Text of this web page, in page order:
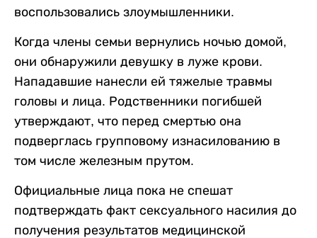
воспользовались злоумышленники.
Когда члены семьи вернулись ночью домой,
они обнаружили девушку в луже крови.
Нападавшие нанесли ей тяжелые травмы
головы и лица. Родственники погибшей
утверждают, что перед смертью она
подверглась групповому изнасилованию в
том числе железным прутом.
Официальные лица пока не спешат
подтверждать факт сексуального насилия до
получения результатов медицинской